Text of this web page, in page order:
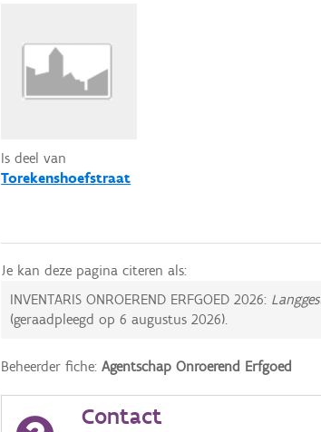
Is deel van
Torekenshoefstraat
Je kan deze pagina citeren als:
INVENTARIS ONROEREND ERFGOED 2026:
(geraadpleegd op6 augustus 2026).
Beheerder fiche:Agentschap Onroerend Erfgoed
Contact